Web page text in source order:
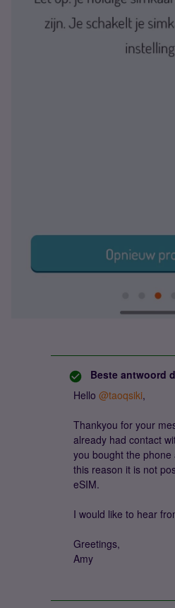
Beste antwoord
Hello @taoqsiki,
Thankyou for your
already had contact
you bought the
this reason it is not
eSIM.
I would like to hear
Greetings,
Amy